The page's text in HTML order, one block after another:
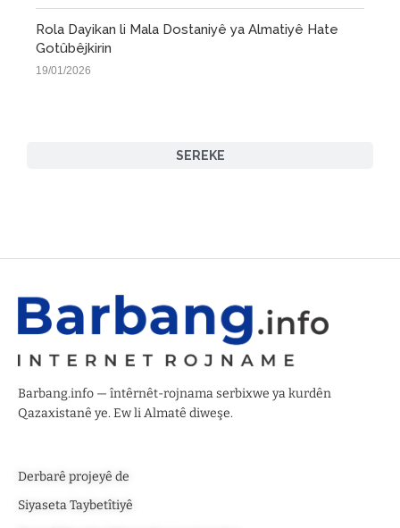
SEREKE
Rola Dayikan li Mala Dostaniyê ya Almatiyê Hate
Gotûbêjkirin
19/01/2026
Barbang.info — întêrnêt-rojnama serbixwe ya kurdên
Qazaxistanê ye. Ew li Almatê diweşe.
Derbarê projeyê de
Siyaseta Taybetîtiyê